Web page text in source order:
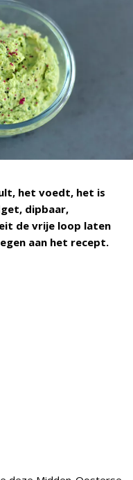
het voedt, het is
dipbaar,
de vrije loop laten
aan het recept.